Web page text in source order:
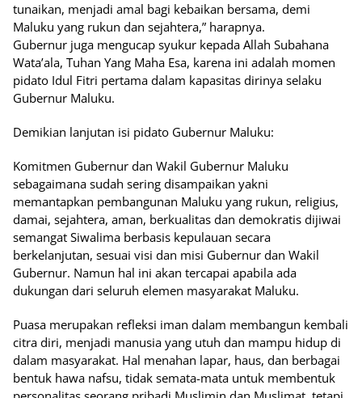
tunaikan, menjadi amal bagi kebaikan bersama, demi
Maluku yang rukun dan sejahtera,” harapnya.
Gubernur juga mengucap syukur kepada Allah Subahana
Wata’ala, Tuhan Yang Maha Esa, karena ini adalah momen
pidato Idul Fitri pertama dalam kapasitas dirinya selaku
Gubernur Maluku.
Demikian lanjutan isi pidato Gubernur Maluku:
Komitmen Gubernur dan Wakil Gubernur Maluku
sebagaimana sudah sering disampaikan yakni
memantapkan pembangunan Maluku yang rukun, religius,
damai, sejahtera, aman, berkualitas dan demokratis dijiwai
semangat Siwalima berbasis kepulauan secara
berkelanjutan, sesuai visi dan misi Gubernur dan Wakil
Gubernur. Namun hal ini akan tercapai apabila ada
dukungan dari seluruh elemen masyarakat Maluku.
Puasa merupakan refleksi iman dalam membangun kembali
citra diri, menjadi manusia yang utuh dan mampu hidup di
dalam masyarakat. Hal menahan lapar, haus, dan berbagai
bentuk hawa nafsu, tidak semata-mata untuk membentuk